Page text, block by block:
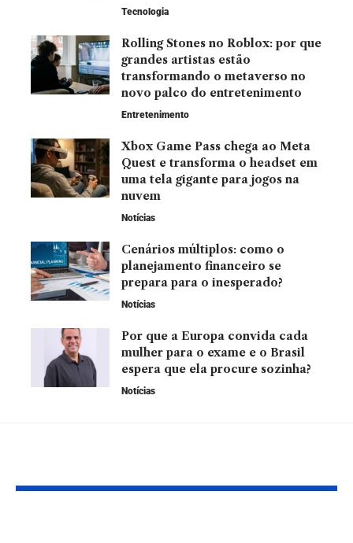
Tecnologia
Rolling Stones no Roblox: por que
grandes artistas estão
transformando o metaverso no
novo palco do entretenimento
Entretenimento
Xbox Game Pass chega ao Meta
Quest e transforma o headset em
uma tela gigante para jogos na
nuvem
Notícias
Cenários múltiplos: como o
planejamento financeiro se
prepara para o inesperado?
Notícias
Por que a Europa convida cada
mulher para o exame e o Brasil
espera que ela procure sozinha?
Notícias